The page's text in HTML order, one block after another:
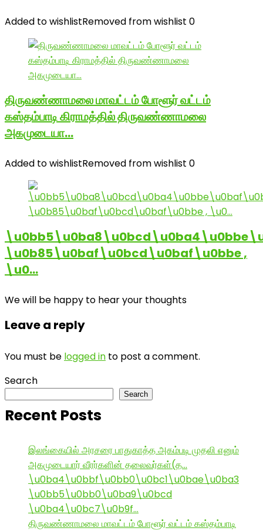
Added to wishlistRemoved from wishlist 0
திருவண்ணாமலை மாவட்டம் போளூர் வட்டம்
கஸ்தம்பாடி கிராமத்தில் திருவண்ணாமலை
அகமுடையா…
Added to wishlistRemoved from wishlist 0
\u0b85\u0baf\u0bcd\u0baf\u0bbe ,
\u0…
We will be happy to hear your thoughts
Leave a reply
You must be logged in to post a comment.
Search
Search
Recent Posts
இலங்கையில் அரசரை பாதுகாத்த அகம்படி முதலி எனும்
அகமுடையார் வீரர்களின் தலைவர்கள்(த…
\u0ba4\u0bbf\u0bb0\u0bc1\u0bae\u0ba3
\u0bb5\u0bb0\u0ba9\u0bcd
\u0ba4\u0bc7\u0b9f…
திருவண்ணாமலை மாவட்டம் போளூர் வட்டம் கஸ்தம்பாடி